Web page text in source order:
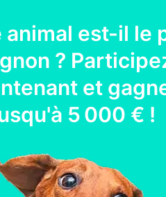
animal est-il le
?
et
5 000 € !